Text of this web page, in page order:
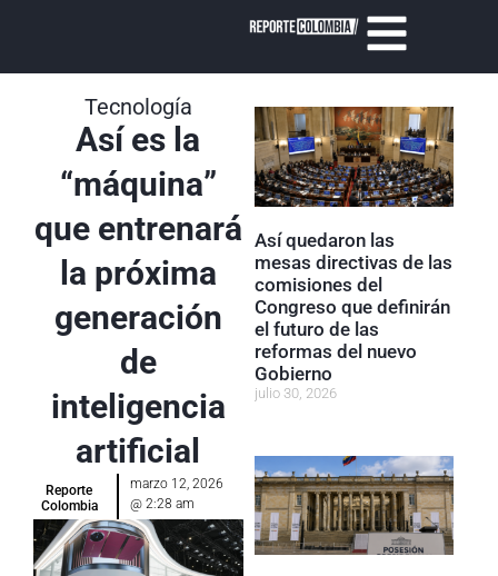
Tecnología
Así es la
“máquina”
que entrenará
la próxima
generación
de
inteligencia
artificial
Reporte
Colombia
marzo 12, 2026
@ 2:28 am
Así quedaron las
mesas directivas de las
comisiones del
Congreso que definirán
el futuro de las
reformas del nuevo
Gobierno
julio 30, 2026